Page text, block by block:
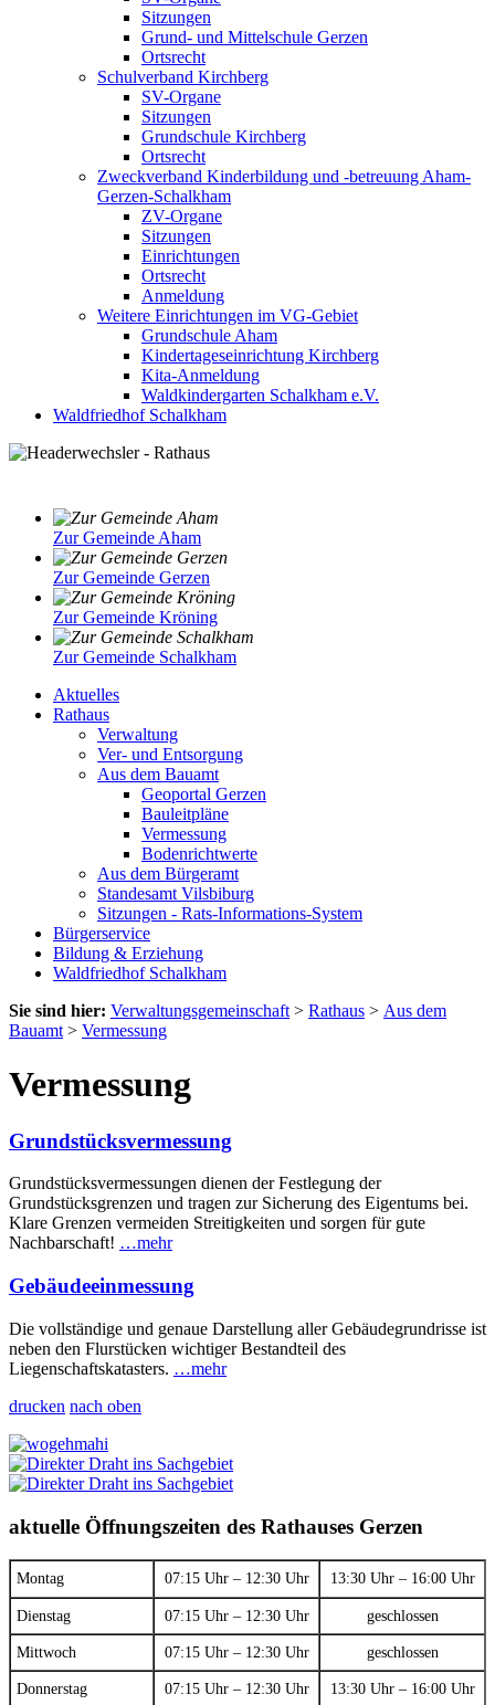
Sitzungen
Grund- und Mittelschule Gerzen
Ortsrecht
Schulverband Kirchberg
SV-Organe
Sitzungen
Grundschule Kirchberg
Ortsrecht
Zweckverband Kinderbildung und -betreuung Aham-
Gerzen-Schalkham
ZV-Organe
Sitzungen
Einrichtungen
Ortsrecht
Anmeldung
Weitere Einrichtungen im VG-Gebiet
Grundschule Aham
Kindertageseinrichtung Kirchberg
Kita-Anmeldung
Waldkindergarten Schalkham e.V.
Waldfriedhof Schalkham
Zur Gemeinde Aham
Zur Gemeinde Gerzen
Zur Gemeinde Kröning
Zur Gemeinde Schalkham
Aktuelles
Rathaus
Verwaltung
Ver- und Entsorgung
Aus dem Bauamt
Geoportal Gerzen
Bauleitpläne
Vermessung
Bodenrichtwerte
Aus dem Bürgeramt
Standesamt Vilsbiburg
Sitzungen - Rats-Informations-System
Bürgerservice
Bildung & Erziehung
Waldfriedhof Schalkham
Sie sind hier: Verwaltungsgemeinschaft > Rathaus > Aus dem
Bauamt > Vermessung
Vermessung
Grundstücksvermessung
Grundstücksvermessungen dienen der Festlegung der
Grundstücksgrenzen und tragen zur Sicherung des Eigentums bei.
Klare Grenzen vermeiden Streitigkeiten und sorgen für gute
Nachbarschaft! …mehr
Gebäudeeinmessung
Die vollständige und genaue Darstellung aller Gebäudegrundrisse ist
neben den Flurstücken wichtiger Bestandteil des
Liegenschaftskatasters. …mehr
drucken nach oben
aktuelle Öffnungszeiten des Rathauses Gerzen
Montag 07:15 Uhr – 12:30 Uhr 13:30 Uhr – 16:00 Uhr
Dienstag 07:15 Uhr – 12:30 Uhr geschlossen
Mittwoch 07:15 Uhr – 12:30 Uhr geschlossen
Donnerstag 07:15 Uhr – 12:30 Uhr 13:30 Uhr – 16:00 Uhr